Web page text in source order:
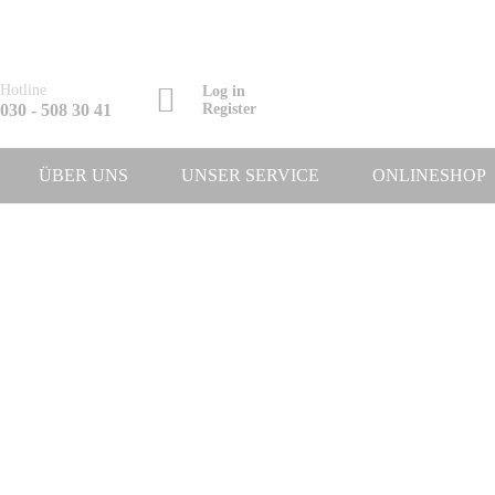
Hotline
030 - 508 30 41
Log in
Register
ÜBER UNS UNSER SERVICE ONLINESHOP